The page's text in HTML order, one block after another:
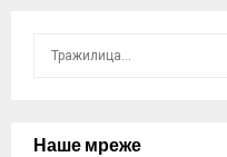
cНаше мреже